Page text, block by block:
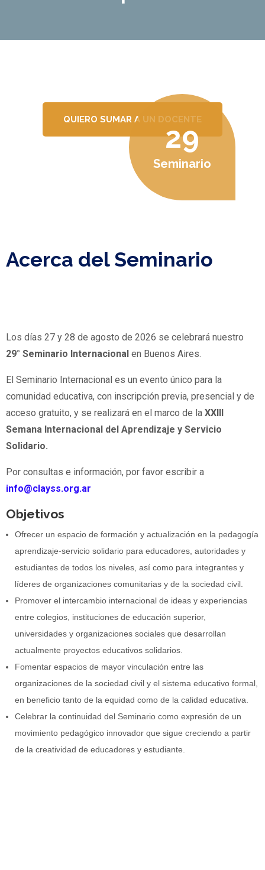
QUIERO SUMAR A UN DOCENTE
29
Seminario
Acerca del Seminario
Los días 27 y 28 de agosto de 2026 se celebrará nuestro
29° Seminario Internacional en Buenos Aires.
El Seminario Internacional es un evento único para la
comunidad educativa, con inscripción previa, presencial y de
acceso gratuito, y se realizará en el marco de la XXIII
Semana Internacional del Aprendizaje y Servicio
Solidario.
Por consultas e información, por favor escribir a
info@clayss.org.ar
Objetivos
Ofrecer un espacio de formación y actualización en la pedagogía
aprendizaje-servicio solidario para educadores, autoridades y
estudiantes de todos los niveles, así como para integrantes y
líderes de organizaciones comunitarias y de la sociedad civil.
Promover el intercambio internacional de ideas y experiencias
entre colegios, instituciones de educación superior,
universidades y organizaciones sociales que desarrollan
actualmente proyectos educativos solidarios.
Fomentar espacios de mayor vinculación entre las
organizaciones de la sociedad civil y el sistema educativo formal,
en beneficio tanto de la equidad como de la calidad educativa.
Celebrar la continuidad del Seminario como expresión de un
movimiento pedagógico innovador que sigue creciendo a partir
de la creatividad de educadores y estudiante.